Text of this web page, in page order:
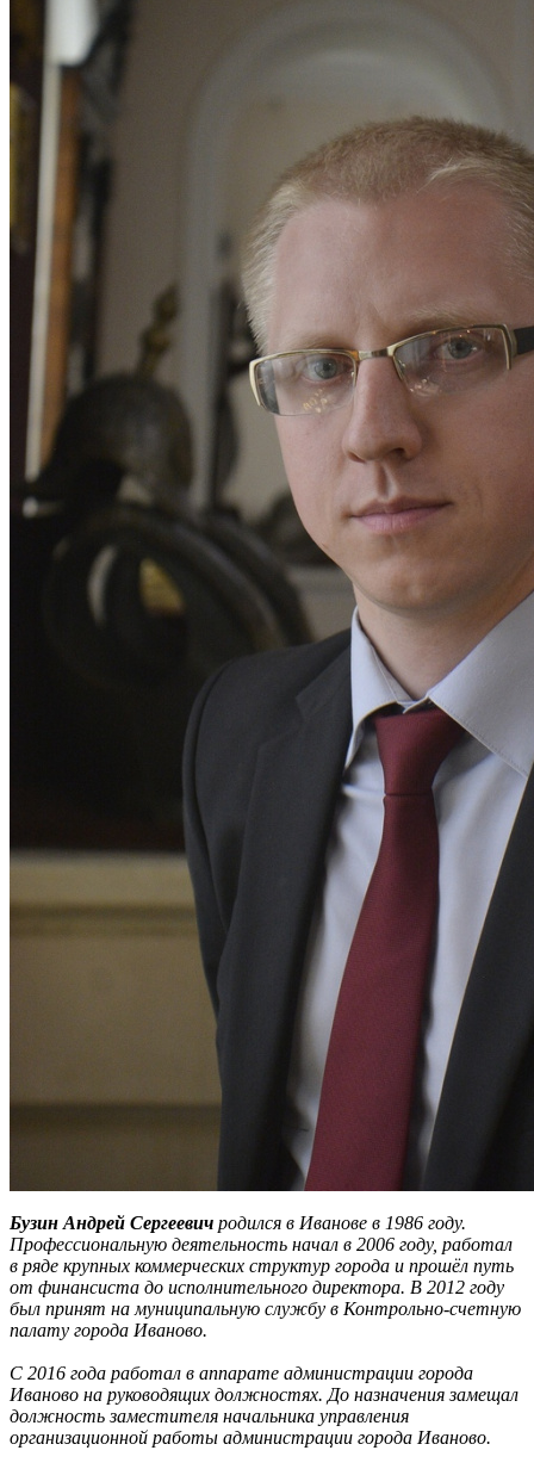
Бузин Андрей Сергеевич родился в Иванове в 1986 году.
Профессиональную деятельность начал в 2006 году, работал
в ряде крупных коммерческих структур города и прошёл путь
от финансиста до исполнительного директора. В 2012 году
был принят на муниципальную службу в Контрольно-счетную
палату города Иваново.
С 2016 года работал в аппарате администрации города
Иваново на руководящих должностях. До назначения замещал
должность заместителя начальника управления
организационной работы администрации города Иваново.